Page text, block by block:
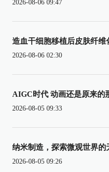
2026-08-06 09:47
造血干细胞移植后皮肤纤维
2026-08-06 02:30
AIGC时代 动画还是原来的
2026-08-05 09:33
纳米制造，探索微观世界的
2026-08-05 09:26